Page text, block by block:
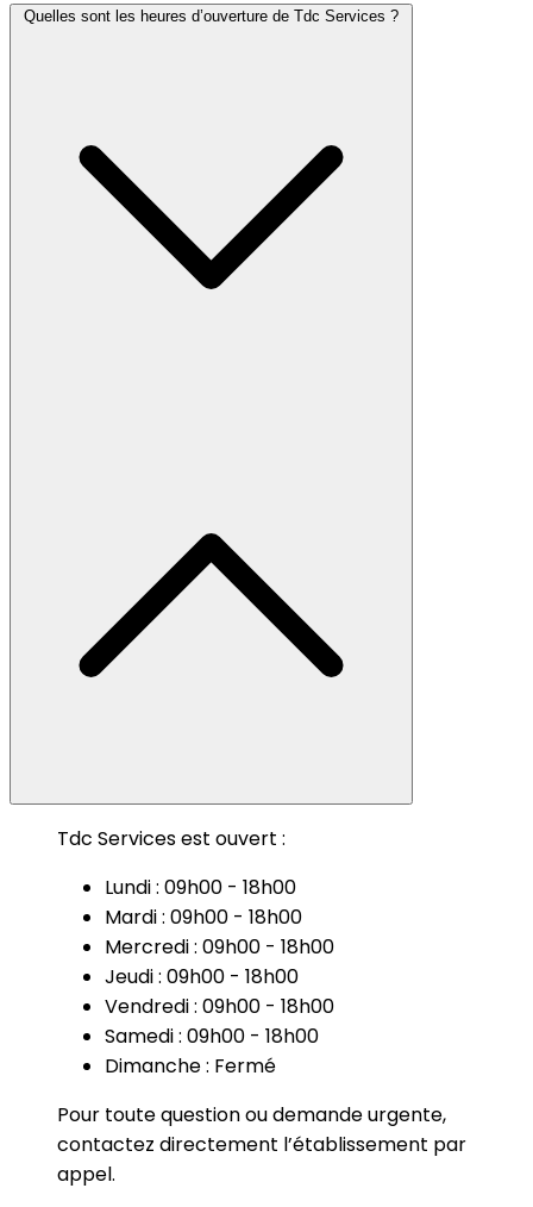
Quelles sont les heures d’ouverture de Tdc Services ?
Tdc Services est ouvert :
Lundi : 09h00 - 18h00
Mardi : 09h00 - 18h00
Mercredi : 09h00 - 18h00
Jeudi : 09h00 - 18h00
Vendredi : 09h00 - 18h00
Samedi : 09h00 - 18h00
Dimanche : Fermé
Pour toute question ou demande urgente,
contactez directement l’établissement par
appel.